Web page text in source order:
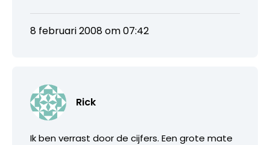
8 februari 2008 om 07:42
Rick
Ik ben verrast door de cijfers. Een grote mate